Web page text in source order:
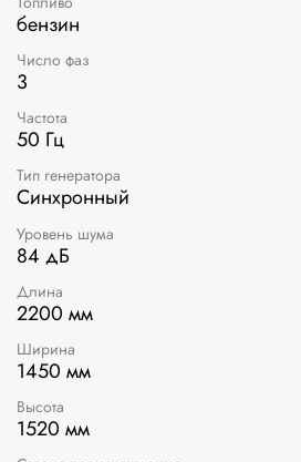
бензин
Число фаз
3
Частота
50 Гц
Тип генератора
Синхронный
Уровень шума
84 дБ
Длина
2200 мм
Ширина
1450 мм
Высота
1520 мм